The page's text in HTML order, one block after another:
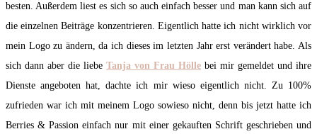
besten. Außerdem liest es sich so auch einfach besser und man kann sich auf
die einzelnen Beiträge konzentrieren. Eigentlich hatte ich nicht wirklich vor
mein Logo zu ändern, da ich dieses im letzten Jahr erst verändert habe. Als
sich dann aber die liebe Tanja von Frau Hölle bei mir gemeldet und ihre
Dienste angeboten hat, dachte ich mir wieso eigentlich nicht. Zu 100%
zufrieden war ich mit meinem Logo sowieso nicht, denn bis jetzt hatte ich
Berries & Passion einfach nur mit einer gekauften Schrift geschrieben und